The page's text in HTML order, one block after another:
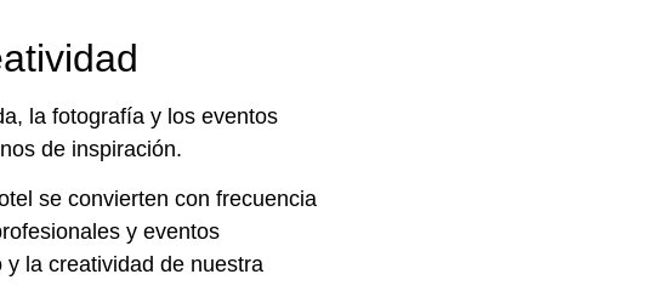
la fotografía y los eventos
de inspiración.
se convierten con frecuencia
y eventos
la creatividad de nuestra